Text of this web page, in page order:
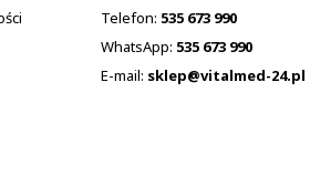
Telefon: 535 673 990
WhatsApp: 535 673 990
E-mail: sklep@vitalmed-24.pl